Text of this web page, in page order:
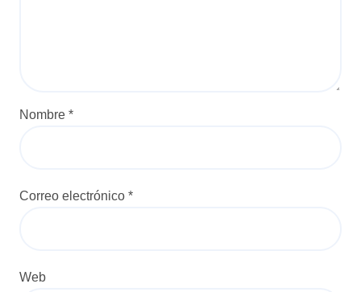
Nombre *
Correo electrónico *
Web